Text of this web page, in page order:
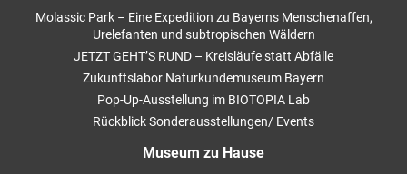
Molassic Park – Eine Expedition zu Bayerns Menschenaffen,
Urelefanten und subtropischen Wäldern
JETZT GEHT’S RUND – Kreisläufe statt Abfälle
Zukunftslabor Naturkundemuseum Bayern
Pop-Up-Ausstellung im BIOTOPIA Lab
Rückblick Sonderausstellungen/ Events
Museum zu Hause